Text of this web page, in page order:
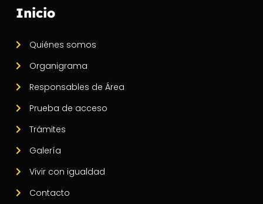
Inicio
Quiénes somos
Organigrama
Responsables de Área
Prueba de acceso
Trámites
Galería
Vivir con igualdad
Contacto